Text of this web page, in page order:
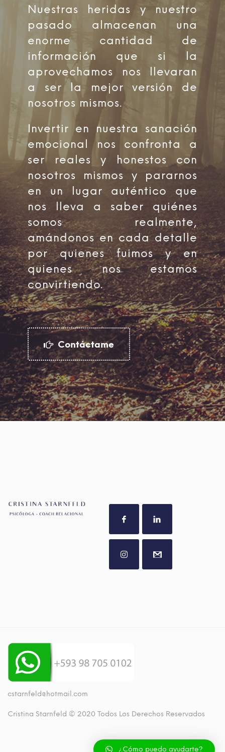
Nuestras heridas y nuestro
pasado almacenan una
enorme cantidad de
información que si la
aprovechamos nos llevaran
a ser la mejor versión de
nosotros mismos.
Invertir en nuestra sanación
emocional nos confronta a
ser reales y honestos con
nosotros mismos y pararnos
en un lugar auténtico que
nos lleva a saber quiénes
somos realmente,
amándonos en cada detalle
por quienes fuimos y en
quienes nos estamos
convirtiendo.
Contáctame
cstarnfeld@hotmail.com
Cristina Starnfeld © 2020 Todos Los Derechos Reservados
¿Cómo puedo ayudarte?